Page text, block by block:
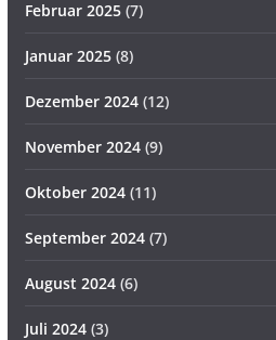
Februar 2025(7)
Januar 2025(8)
Dezember 2024(12)
November 2024(9)
Oktober 2024(11)
September 2024(7)
August 2024(6)
Juli 2024(3)